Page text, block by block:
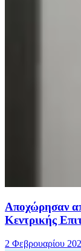
Αποχώρησαν
Κεντρικής
2 Φεβρουαρίου